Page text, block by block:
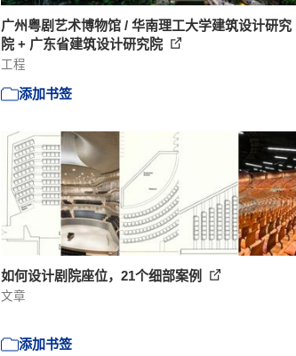
广州粤剧艺术博物馆 / 华南理工大学建筑设计研究
院 + 广东省建筑设计研究院
工程
添加书签
如何设计剧院座位，21个细部案例
文章
添加书签